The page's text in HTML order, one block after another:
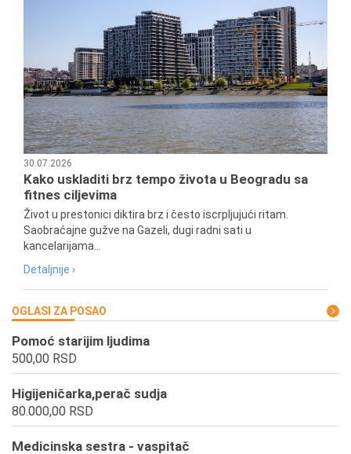
30.07.2026
Kako uskladiti brz tempo života u Beogradu sa
fitnes ciljevima
Život u prestonici diktira brz i često iscrpljujući ritam.
Saobraćajne gužve na Gazeli, dugi radni sati u
kancelarijama...
Detaljnije ›
OGLASI ZA POSAO
Pomoć starijim ljudima
500,00 RSD
Higijeničarka,perač sudja
80.000,00 RSD
Medicinska sestra - vaspitač